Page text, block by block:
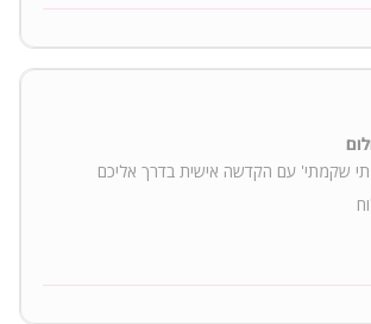
שקמתי' עם הקדשה אישית בדרך אליכם